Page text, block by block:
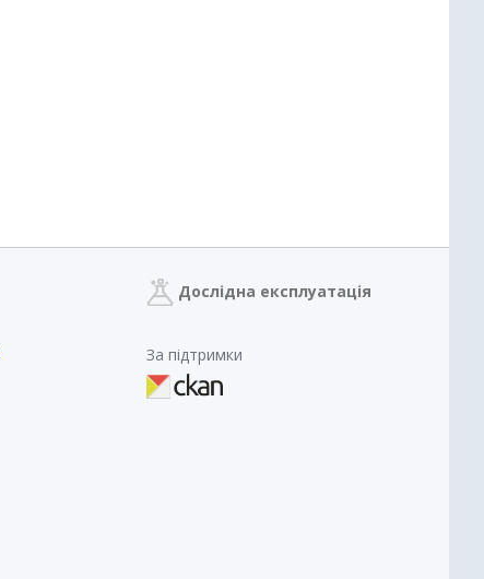
Дослідна експлуатація
За підтримки